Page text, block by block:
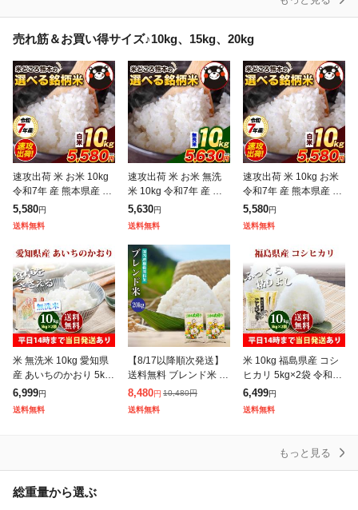
売れ筋＆お買い得サイズ♪10kg、15kg、20kg
速攻出荷 米 お米 10kg
令和7年 産 熊本県産 ブ
ランド米 銘柄米 選べる
白米 5kg × 2 ひのひか
り くまさんの輝
5,580円
送料無料
速攻出荷 米 お米 無洗
米 10kg 令和7年 産 熊
本県産 ブランド米 銘柄
米 選べる 5kg × 2 ひの
ひかり くまさんの
5,630円
送料無料
速攻出荷 米 10kg お米
令和7年 産 熊本県産 ブ
ランド米 選べる 白米 5
kg×2 ひのひかり くま
さんの輝き 送料無料
5,580円
送料無料
米 無洗米 10kg 愛知県
産 あいちのかおり 5kg
×2袋 令和7年産 お米 10
kg 送料無料 北海道・沖
縄は追加送料 営業
6,999円
送料無料
【8/17以降順次発送】
送料無料 ブレンド米 20
kg 国内産複数原料米 1
0kg×2袋 白米 米 お米
8,480円 10,480円
送料無料
米 10kg 福島県産 コシ
ヒカリ 5kg×2袋 令和7
年産 一等米 お米 10kg
送料無料 北海道・沖縄
は追加送料 営業日1
6,499円
送料無料
もっと見る
総重量から選ぶ